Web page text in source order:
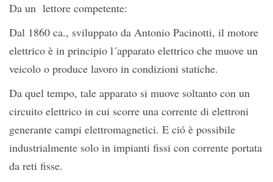
Da un lettore competente:
Dal 1860 ca., sviluppato da Antonio Pacinotti, il motore
elettrico è in principio l´apparato elettrico che muove un
veicolo o produce lavoro in condizioni statiche.
Da quel tempo, tale apparato si muove soltanto con un
circuito elettrico in cui scorre una corrente di elettroni
generante campi elettromagnetici. E ció è possibile
industrialmente solo in impianti fissi con corrente portata
da reti fisse.